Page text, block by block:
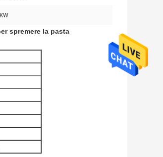
spremere la pasta